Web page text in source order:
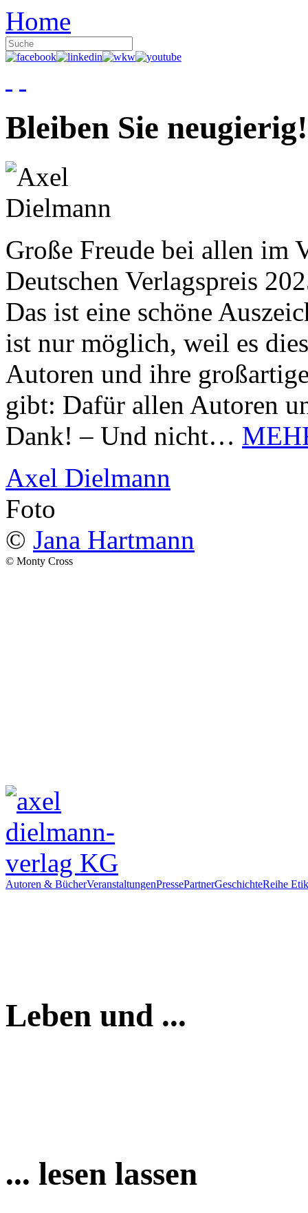
Home
Bleiben Sie neugierig!
Große Freude bei allen im
Deutschen Verlagspreis
Das ist eine schöne
ist nur möglich, weil es
Autoren und ihre
gibt: Dafür allen Autoren
Dank! – Und nicht…
Axel Dielmann
Foto
© Jana Hartmann
© Monty Cross
Autoren & BücherVeranstaltungenPressePartnerGeschichteReihe
Leben und ...
... lesen lassen